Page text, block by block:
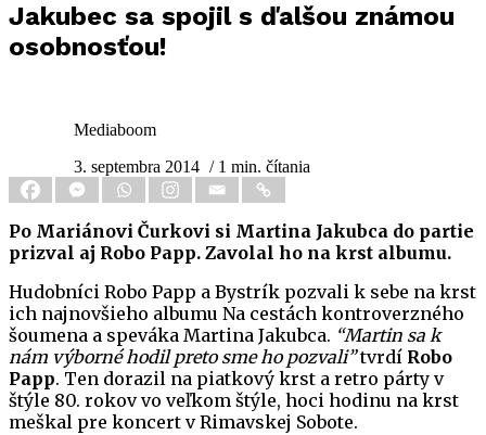
Jakubec sa spojil s ďalšou známou
osobnosťou!
Mediaboom
3. septembra 2014 / 1 min. čítania
Po Mariánovi Čurkovi si Martina Jakubca do partie
prizval aj Robo Papp. Zavolal ho na krst albumu.
Hudobníci Robo Papp a Bystrík pozvali k sebe na krst
ich najnovšieho albumu Na cestách kontroverzného
šoumena a speváka Martina Jakubca. “Martin sa k
nám výborné hodil preto sme ho pozvali”tvrdí Robo
Papp. Ten dorazil na piatkový krst a retro párty v
štýle 80. rokov vo veľkom štýle, hoci hodinu na krst
meškal pre koncert v Rimavskej Sobote.